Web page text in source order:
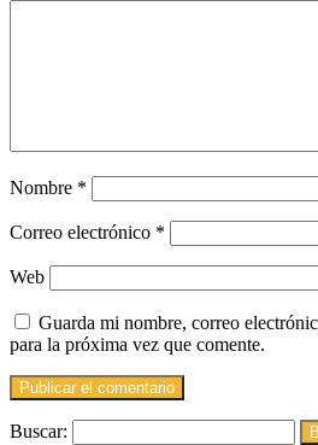
Nombre *
Correo electrónico *
Web
Guarda mi nombre, correo
para la próxima vez que comente.
Buscar: